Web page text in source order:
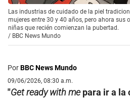
Las industrias de cuidado de la piel
mujeres entre 30 y 40 años, pero ahora sus
niñas que recién comienzan la pubertad.
/ BBC News Mundo
PorBBC News Mundo
09/06/2026, 08:30 a.m.
"Get ready with mepara ir a la